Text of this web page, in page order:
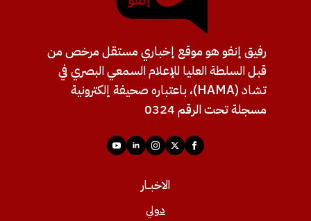
رفيق إنفو هو موقع إخباري مستقل مرخص من
قبل السلطة العليا للإعلام السمعي البصري في
تشاد (HAMA)، باعتباره صحيفة إلكترونية
مسجلة تحت الرقم 0324
الاخبــار
دولي